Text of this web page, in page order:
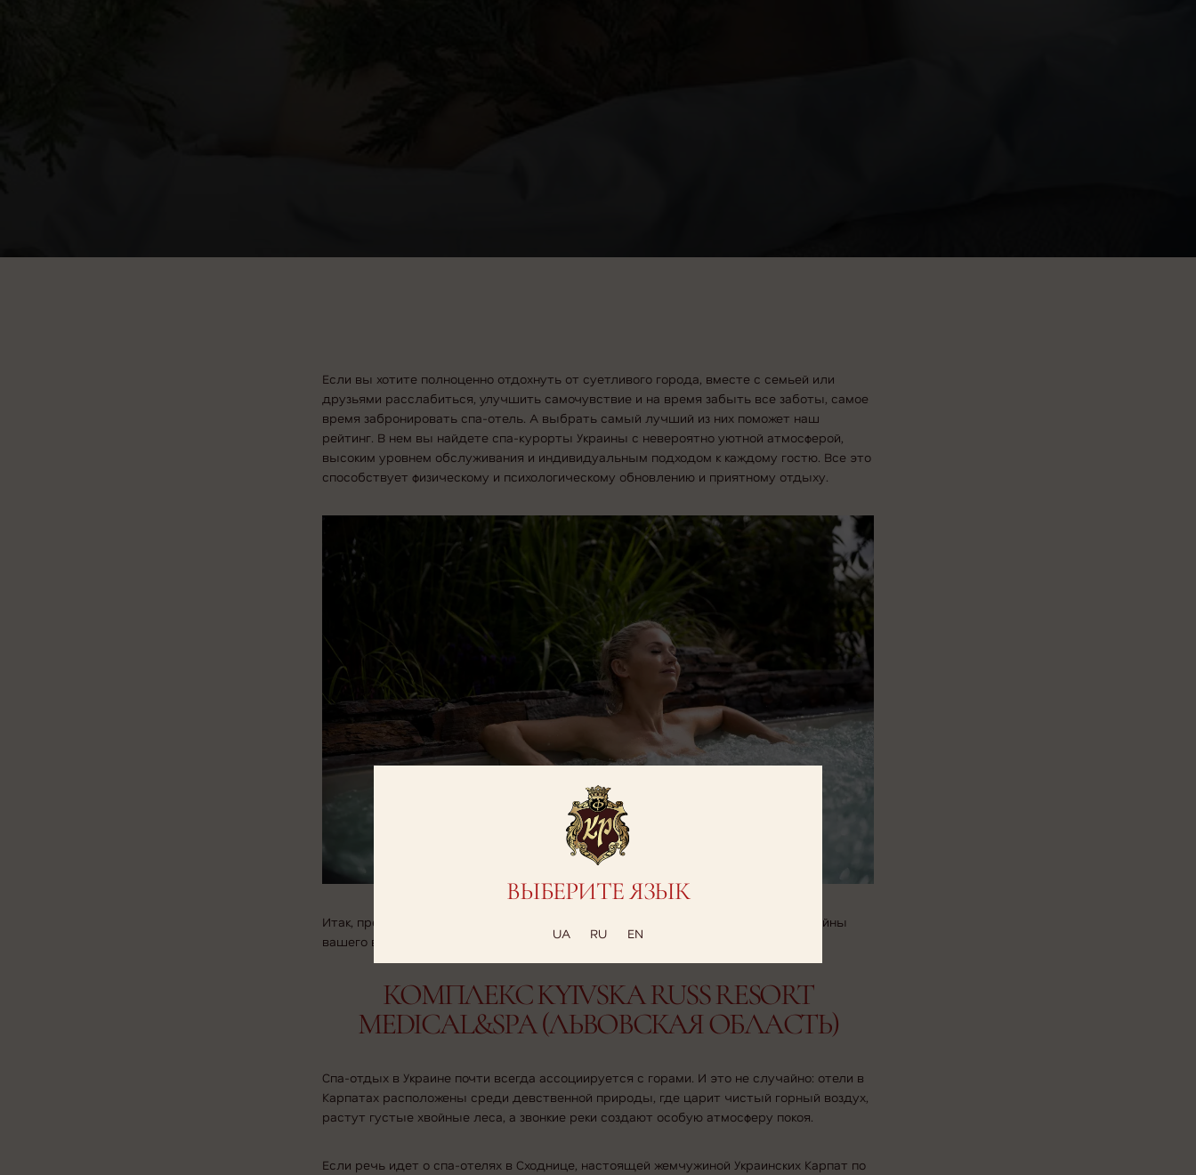
Если вы хотите полноценно отдохнуть от суетливого города, вместе с семьей или
друзьями расслабиться, улучшить самочувствие и на время забыть все заботы, самое
время забронировать спа-отель. А выбрать самый лучший из них поможет наш
рейтинг. В нем вы найдете спа-курорты Украины с невероятно уютной атмосферой,
высоким уровнем обслуживания и индивидуальным подходом к каждому гостю. Все это
способствует физическому и психологическому обновлению и приятному отдыху.
Итак, предлагаем вашему вниманию лучшие спа-отели Украины, которые достойны
вашего внимания.
КОМПЛЕКС KYIVSKA RUSS RESORT
MEDICAL&SPA (ЛЬВОВСКАЯ ОБЛАСТЬ)
Спа-отдых в Украине почти всегда ассоциируется с горами. И это не случайно: отели в
Карпатах расположены среди девственной природы, где царит чистый горный воздух,
растут густые хвойные леса, а звонкие реки создают особую атмосферу покоя.
Если речь идет о спа-отелях в Сходнице, настоящей жемчужиной Украинских Карпат по
ВЫБЕРИТЕ ЯЗЫК
UA RU EN